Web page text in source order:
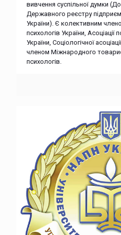
вивчення суспільної думки
Державного реєстру
України). Є колективним
психологів України, Асоціації
України, Соціологічної
членом Міжнародного
психологів.